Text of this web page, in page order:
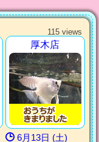
115 views
厚木店
6月13日 (土)